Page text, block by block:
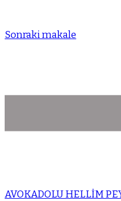
Sonraki makale
AVOKADOLU HELLİM